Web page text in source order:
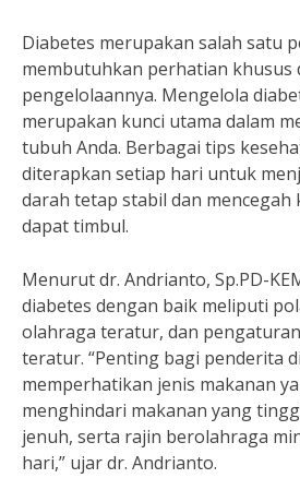
Diabetes merupakan salah satu
membutuhkan perhatian khusus
pengelolaannya. Mengelola
merupakan kunci utama dalam
tubuh Anda. Berbagai tips
diterapkan setiap hari untuk
darah tetap stabil dan mencegah
dapat timbul.
Menurut dr. Andrianto, Sp.PD-
diabetes dengan baik meliputi
olahraga teratur, dan
teratur. “Penting bagi penderita
memperhatikan jenis makanan
menghindari makanan yang
jenuh, serta rajin berolahraga
hari,” ujar dr. Andrianto.